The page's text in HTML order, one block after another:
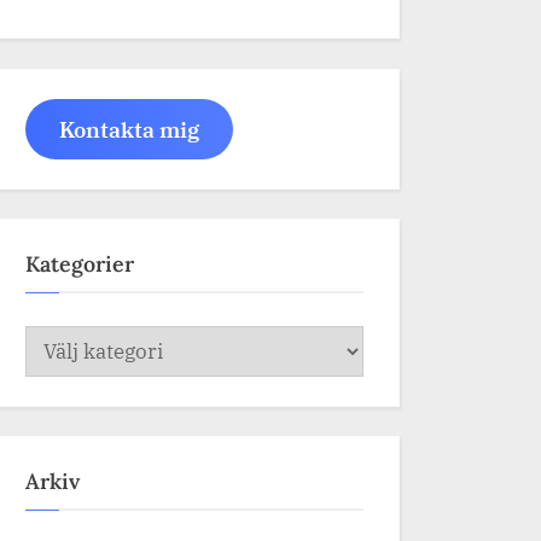
Kontakta mig
Kategorier
Kategorier
Arkiv